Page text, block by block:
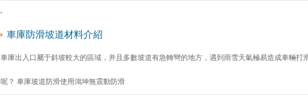
車庫防滑坡道材料介紹
車庫出入口屬于斜坡較大的區域，并且多數坡道有急轉彎的地方，遇到雨雪天氣極易造成車輛打
呢？ 車庫坡道防滑使用鴻坤無震動防滑